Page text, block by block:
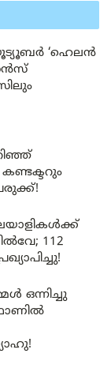
യൂട്യൂബർ ‘ഹെലൻ
112
ഒന്നിച്ചു